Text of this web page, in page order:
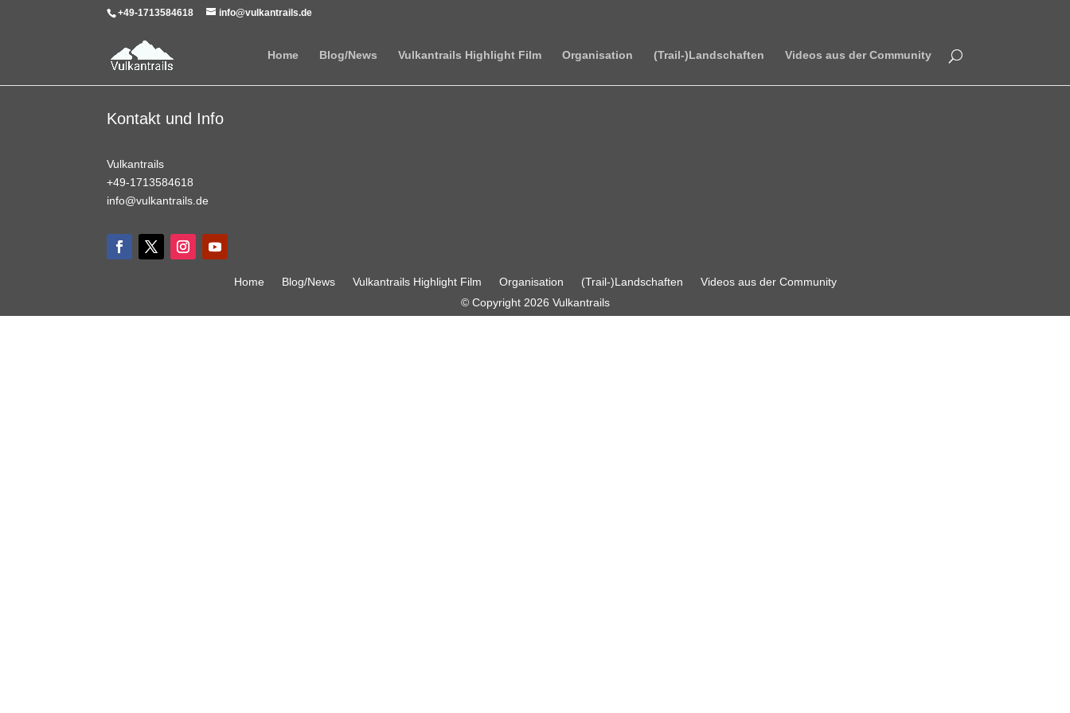
+49-1713584618 info@vulkantrails.de
Home Blog/News Vulkantrails Highlight Film Organisation (Trail-)Landschaften Videos aus der Community
Kontakt und Info
Vulkantrails
+49-1713584618
info@vulkantrails.de
Home Blog/News Vulkantrails Highlight Film Organisation (Trail-)Landschaften
Videos aus der Community
© Copyright 2026 Vulkantrails